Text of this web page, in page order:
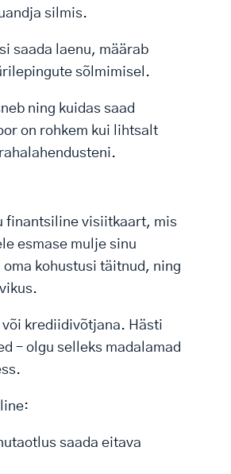
silmis.
saada laenu, määrab
sõlmimisel.
ning kuidas saad
on rohkem kui lihtsalt
finantsiline visiitkaart, mis
esmase mulje sinu
kohustusi täitnud, ning
krediidivõtjana. Hästi
– olgu selleks madalamad
saada eitava